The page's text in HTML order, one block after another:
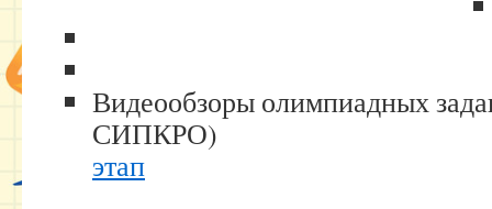
Видеообзоры олимпиадных
этап